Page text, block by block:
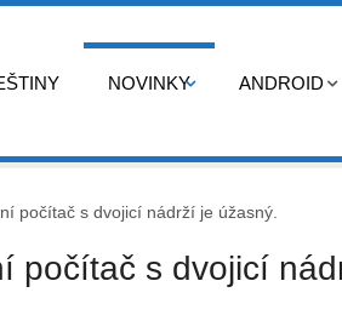
NOVINKY ANDROID
počítač s dvojicí nádrží je úžasný.
počítač s dvojicí